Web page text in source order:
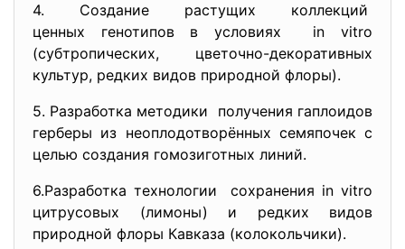
4. Создание растущих коллекций
ценных генотипов в условиях in vitro
(cубтропических, цветочно-декоративных
культур, редких видов природной флоры).
5. Разработка методики получения гаплоидов
герберы из неоплодотворённых семяпочек с
целью создания гомозиготных линий.
6.Разработка технологии сохранения in vitro
цитрусовых (лимоны) и редких видов
природной флоры Кавказа (колокольчики).